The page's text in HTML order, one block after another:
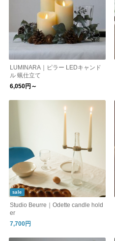
LUMINARA｜ピラー LEDキャンド
ル 蝋仕立て
6,050円～
sale
Studio Beurre｜Odette candle hold
er
7,700円